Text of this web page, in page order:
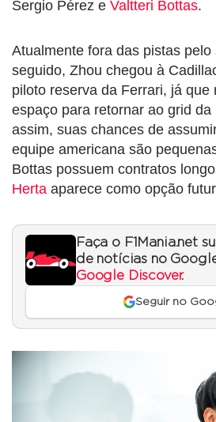
Sergio Pérez e Valtteri Bottas.
Atualmente fora das pistas pelo
seguido, Zhou chegou à
piloto reserva da Ferrari, já que
espaço para retornar ao grid da
assim, suas chances de
equipe americana são
Bottas possuem contratos
Herta aparece como opção
Faça o F1Mania.net
de notícias no
Google Discover.
Seguir no